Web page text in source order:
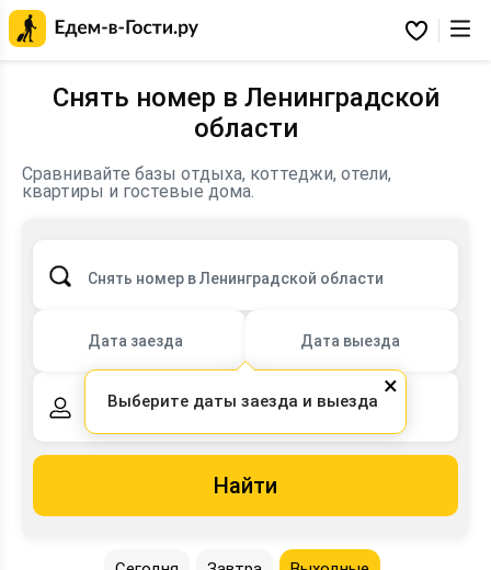
Гости.ру
Избранное
Снять номер в Ленинградской
области
Сравнивайте базы отдыха, коттеджи, отели,
квартиры и гостевые дома.
Планируйте поездку к Ладоге, Выборгу, Гатчине,
Петергофу и Коробицыно.
Снять номер в Ленинградской области
Дата заезда Дата выезда
2 взрослых, 0 детей
Найти
×
Выберите даты заезда и выезда